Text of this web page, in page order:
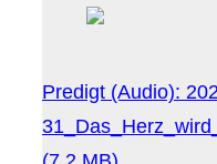
Predigt (Audio):